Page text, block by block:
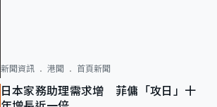
新聞資訊 港聞 首頁新聞
日本家務助理需求增 菲傭「攻日」十